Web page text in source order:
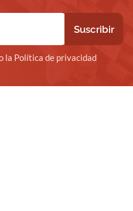
la Política de privacidad